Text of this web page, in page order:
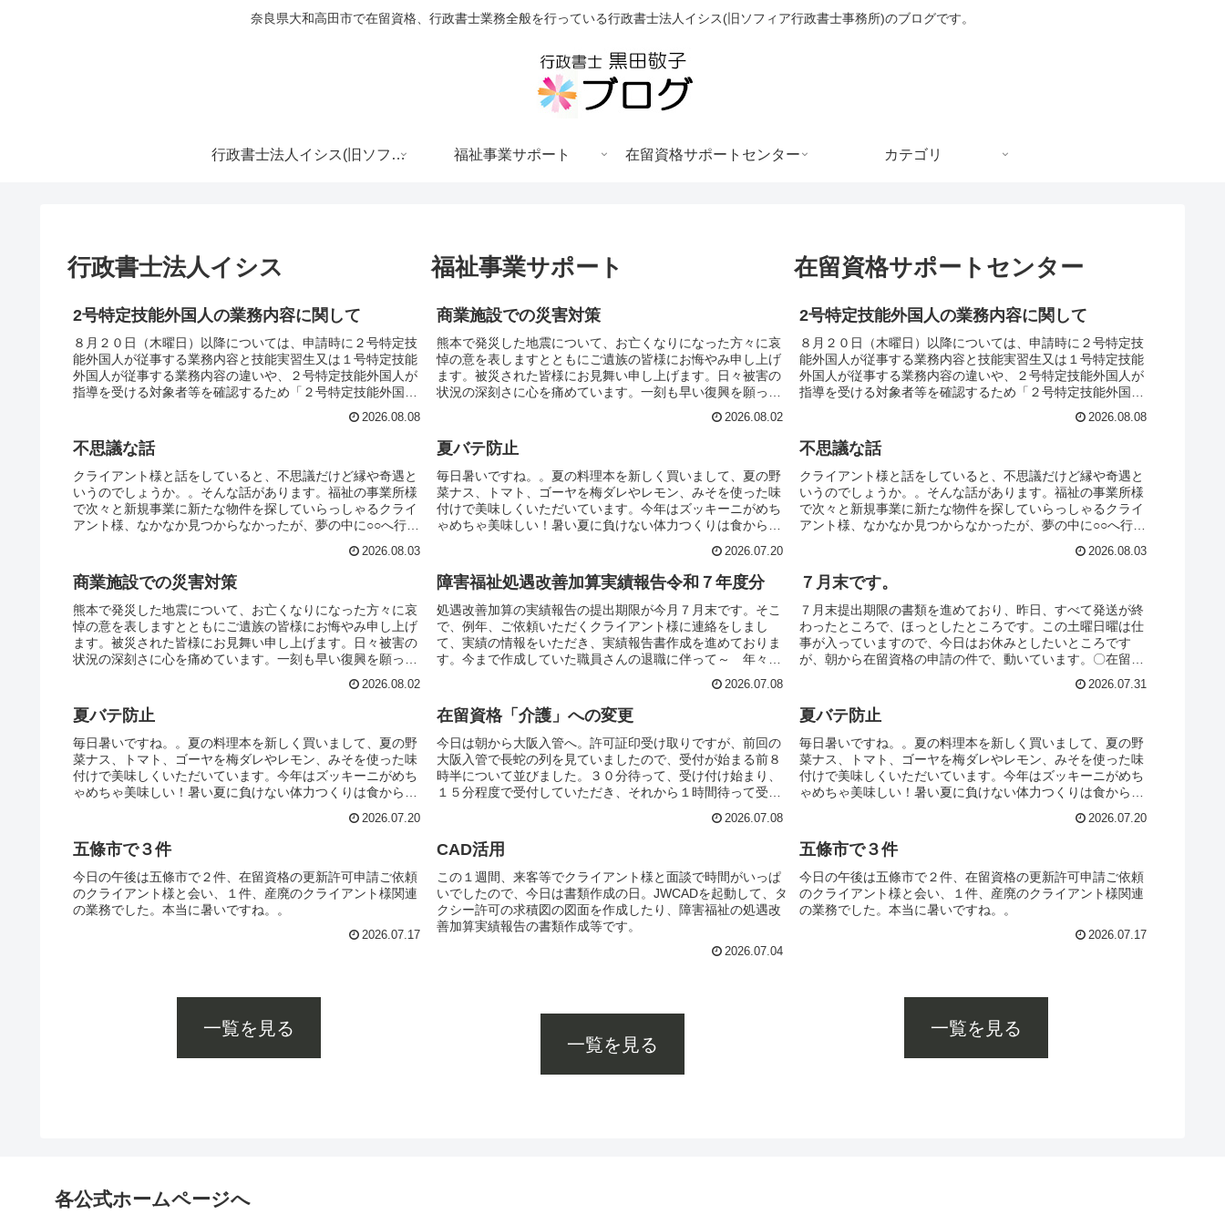
奈良県大和高田市で在留資格、行政書士業務全般を行っている行政書士法人イシス(旧ソフィア行政書士事務所)のブログです。
行政書士法人イシス(旧ソフィア行政書士事務所) 福祉事業サポート 在留資格サポートセンター カテゴリ
行政書士法人イシス
2号特定技能外国人の業務内容に関して
８月２０日（木曜日）以降については、申請時に２号特定技
能外国人が従事する業務内容と技能実習生又は１号特定技能
外国人が従事する業務内容の違いや、２号特定技能外国人が
指導を受ける対象者等を確認するため「２号特定技能外国人
2026.08.08
不思議な話
クライアント様と話をしていると、不思議だけど縁や奇遇と
いうのでしょうか。。そんな話があります。福祉の事業所様
で次々と新規事業に新たな物件を探していらっしゃるクライ
アント様、なかなか見つからなかったが、夢の中に○○へ行き
2026.08.03
商業施設での災害対策
熊本で発災した地震について、お亡くなりになった方々に哀
悼の意を表しますとともにご遺族の皆様にお悔やみ申し上げ
ます。被災された皆様にお見舞い申し上げます。日々被害の
状況の深刻さに心を痛めています。一刻も早い復興を願って
2026.08.02
夏バテ防止
毎日暑いですね。。夏の料理本を新しく買いまして、夏の野
菜ナス、トマト、ゴーヤを梅ダレやレモン、みそを使った味
付けで美味しくいただいています。今年はズッキーニがめち
ゃめちゃ美味しい！暑い夏に負けない体力つくりは食からと
2026.07.20
五條市で３件
今日の午後は五條市で２件、在留資格の更新許可申請ご依頼
のクライアント様と会い、１件、産廃のクライアント様関連
の業務でした。本当に暑いですね。。
2026.07.17
一覧を見る
福祉事業サポート
商業施設での災害対策
熊本で発災した地震について、お亡くなりになった方々に哀
悼の意を表しますとともにご遺族の皆様にお悔やみ申し上げ
ます。被災された皆様にお見舞い申し上げます。日々被害の
状況の深刻さに心を痛めています。一刻も早い復興を願って
2026.08.02
夏バテ防止
毎日暑いですね。。夏の料理本を新しく買いまして、夏の野
菜ナス、トマト、ゴーヤを梅ダレやレモン、みそを使った味
付けで美味しくいただいています。今年はズッキーニがめち
ゃめちゃ美味しい！暑い夏に負けない体力つくりは食からと
2026.07.20
障害福祉処遇改善加算実績報告令和７年度分
処遇改善加算の実績報告の提出期限が今月７月末です。そこ
で、例年、ご依頼いただくクライアント様に連絡をしまし
て、実績の情報をいただき、実績報告書作成を進めておりま
す。今まで作成していた職員さんの退職に伴って～ 年々複
2026.07.08
在留資格「介護」への変更
今日は朝から大阪入管へ。許可証印受け取りですが、前回の
大阪入管で長蛇の列を見ていましたので、受付が始まる前８
時半について並びました。３０分待って、受け付け始まり、
１５分程度で受付していただき、それから１時間待って受け
2026.07.08
CAD活用
この１週間、来客等でクライアント様と面談で時間がいっぱ
いでしたので、今日は書類作成の日。JWCADを起動して、タ
クシー許可の求積図の図面を作成したり、障害福祉の処遇改
善加算実績報告の書類作成等です。
2026.07.04
一覧を見る
在留資格サポートセンター
2号特定技能外国人の業務内容に関して
８月２０日（木曜日）以降については、申請時に２号特定技
能外国人が従事する業務内容と技能実習生又は１号特定技能
外国人が従事する業務内容の違いや、２号特定技能外国人が
指導を受ける対象者等を確認するため「２号特定技能外国人
2026.08.08
不思議な話
クライアント様と話をしていると、不思議だけど縁や奇遇と
いうのでしょうか。。そんな話があります。福祉の事業所様
で次々と新規事業に新たな物件を探していらっしゃるクライ
アント様、なかなか見つからなかったが、夢の中に○○へ行き
2026.08.03
７月末です。
７月末提出期限の書類を進めており、昨日、すべて発送が終
わったところで、ほっとしたところです。この土曜日曜は仕
事が入っていますので、今日はお休みとしたいところです
が、朝から在留資格の申請の件で、動いています。〇在留資
2026.07.31
夏バテ防止
毎日暑いですね。。夏の料理本を新しく買いまして、夏の野
菜ナス、トマト、ゴーヤを梅ダレやレモン、みそを使った味
付けで美味しくいただいています。今年はズッキーニがめち
ゃめちゃ美味しい！暑い夏に負けない体力つくりは食からと
2026.07.20
五條市で３件
今日の午後は五條市で２件、在留資格の更新許可申請ご依頼
のクライアント様と会い、１件、産廃のクライアント様関連
の業務でした。本当に暑いですね。。
2026.07.17
一覧を見る
各公式ホームページへ